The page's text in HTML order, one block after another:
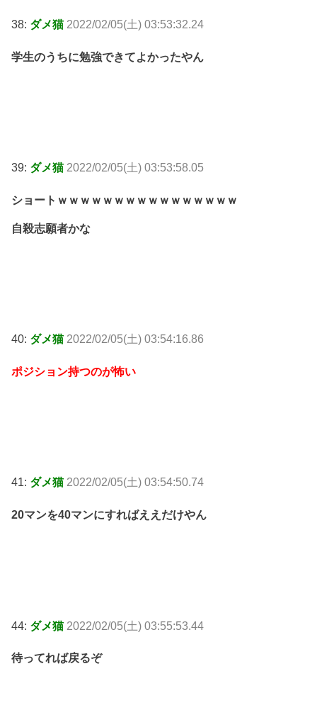
38: ダメ猫 2022/02/05(土) 03:53:32.24
学生のうちに勉強できてよかったやん
39: ダメ猫 2022/02/05(土) 03:53:58.05
ショートｗｗｗｗｗｗｗｗｗｗｗｗｗｗｗｗ
自殺志願者かな
40: ダメ猫 2022/02/05(土) 03:54:16.86
ポジション持つのが怖い
41: ダメ猫 2022/02/05(土) 03:54:50.74
20マンを40マンにすればええだけやん
44: ダメ猫 2022/02/05(土) 03:55:53.44
待ってれば戻るぞ